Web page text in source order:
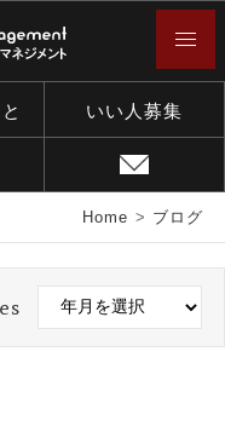
いい人募集
Home > ブログ